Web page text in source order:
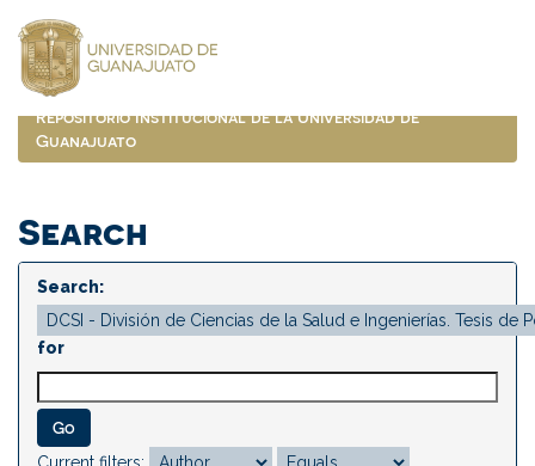
navigation
Repositorio Institucional de la Universidad de
Guanajuato
Search
Search:
for